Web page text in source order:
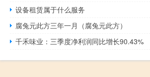
设备租赁属于什么服务
腐兔元此方三年一月（腐兔元此方）
千禾味业：三季度净利润同比增长90.43%